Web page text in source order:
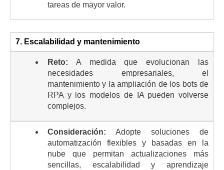
tareas de mayor valor.
7. Escalabilidad y mantenimiento
Reto: A medida que evolucionan las
necesidades empresariales, el
mantenimiento y la ampliación de los bots de
RPA y los modelos de IA pueden volverse
complejos.
Consideración: Adopte soluciones de
automatización flexibles y basadas en la
nube que permitan actualizaciones más
sencillas, escalabilidad y aprendizaje